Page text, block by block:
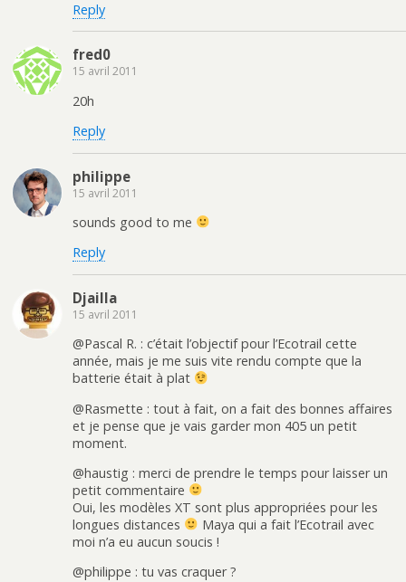
Reply
fred0
15 avril 2011
20h
Reply
philippe
15 avril 2011
sounds good to me
Reply
Djailla
15 avril 2011
@Pascal R. : c’était l’objectif pour l’Ecotrail cette
année, mais je me suis vite rendu compte que la
batterie était à plat
@Rasmette : tout à fait, on a fait des bonnes affaires
et je pense que je vais garder mon 405 un petit
moment.
@haustig : merci de prendre le temps pour laisser un
petit commentaire
Oui, les modèles XT sont plus appropriées pour les
longues distances
Maya qui a fait l’Ecotrail avec
moi n’a eu aucun soucis !
@philippe : tu vas craquer ?